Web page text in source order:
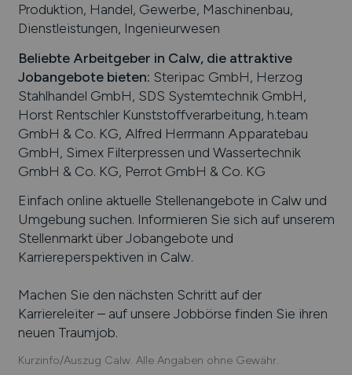
Produktion, Handel, Gewerbe, Maschinenbau,
Dienstleistungen, Ingenieurwesen
Beliebte Arbeitgeber in Calw, die attraktive
Jobangebote bieten: Steripac GmbH, Herzog
Stahlhandel GmbH, SDS Systemtechnik GmbH,
Horst Rentschler Kunststoffverarbeitung, h.team
GmbH & Co. KG, Alfred Herrmann Apparatebau
GmbH, Simex Filterpressen und Wassertechnik
GmbH & Co. KG, Perrot GmbH & Co. KG
Einfach online aktuelle Stellenangebote in Calwund
Umgebung suchen. Informieren Sie sich auf unserem
Stellenmarkt über Jobangebote und
Karriereperspektiven in Calw.
Machen Sie den nächsten Schritt auf der
Karriereleiter – auf unsere Jobbörse finden Sie ihren
neuen Traumjob.
Kurzinfo/Auszug Calw. Alle Angaben ohne Gewähr.